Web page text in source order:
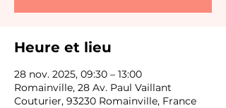
Heure et lieu
28 nov. 2025, 09:30 – 13:00
Romainville, 28 Av. Paul Vaillant
Couturier, 93230 Romainville, France